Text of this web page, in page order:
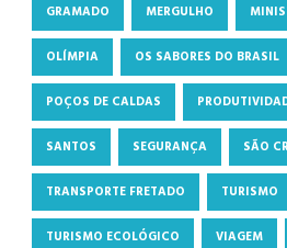
GRAMADO MERGULHO
OLÍMPIA OS SABORES DO BRASIL
POÇOS DE CALDAS
SANTOS SEGURANÇA SÃO
TRANSPORTE FRETADO TURISMO
TURISMO ECOLÓGICO VIAGEM